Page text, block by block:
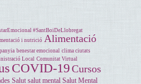
#SantBoiDeLlobregat
i nutrició Alimentació
benestar emocional clima ciutats
Local Comunitat Virtual
COVID-19 Cursos
Salut salut mental Salut Mental